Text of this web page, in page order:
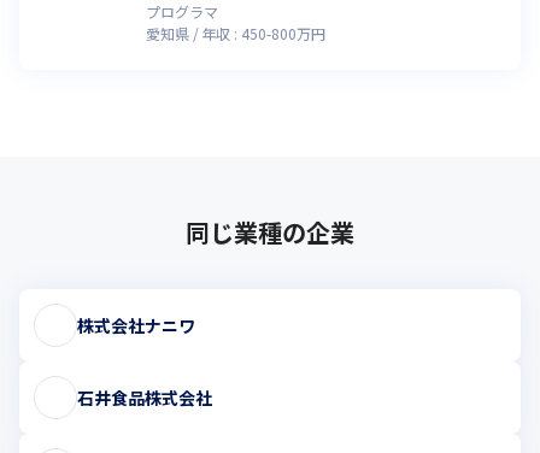
プログラマ
愛知県
年収 : 450-800万円
同じ業種の企業
株式会社ナニワ
石井食品株式会社